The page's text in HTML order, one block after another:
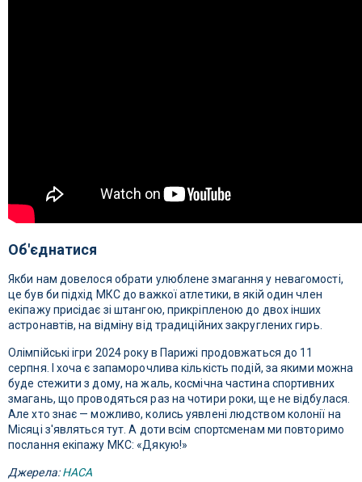
Об'єднатися
Якби нам довелося обрати улюблене змагання у невагомості,
це був би підхід МКС до важкої атлетики, в якій один член
екіпажу присідає зі штангою, прикріпленою до двох інших
астронавтів, на відміну від традиційних закруглених гирь.
Олімпійські ігри 2024 року в Парижі продовжаться до 11
серпня. І хоча є запаморочлива кількість подій, за якими можна
буде стежити з дому, на жаль, космічна частина спортивних
змагань, що проводяться раз на чотири роки, ще не відбулася.
Але хто знає — можливо, колись уявлені людством колонії на
Місяці з'являться тут. А доти всім спортсменам ми повторимо
послання екіпажу МКС: «Дякую!»
Джерела:НАСА